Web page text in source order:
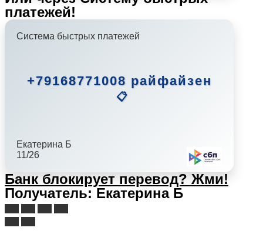
платежей!
Система быстрых платежей
+79168771008 райфайзен
📋
Екатерина Б
11/26
Банк блокирует перевод? Жми!
Получатель: Екатерина Б